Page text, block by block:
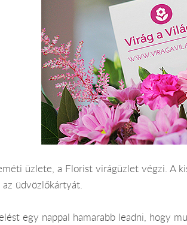
üzlete, a Florist virágüzlet végzi. A
üdvözlőkártyát.
egy nappal hamarabb leadni, hogy